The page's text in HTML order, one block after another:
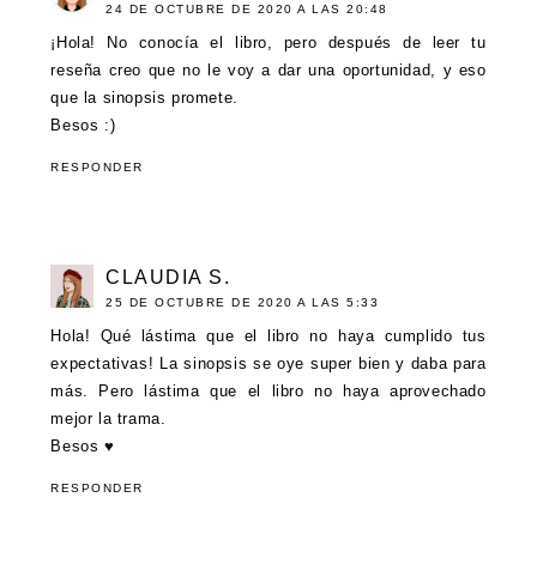
24 DE OCTUBRE DE 2020 A LAS 20:48
¡Hola! No conocía el libro, pero después de leer tu
reseña creo que no le voy a dar una oportunidad, y eso
que la sinopsis promete.
Besos :)
RESPONDER
CLAUDIA S.
25 DE OCTUBRE DE 2020 A LAS 5:33
Hola! Qué lástima que el libro no haya cumplido tus
expectativas! La sinopsis se oye super bien y daba para
más. Pero lástima que el libro no haya aprovechado
mejor la trama.
Besos ♥
RESPONDER